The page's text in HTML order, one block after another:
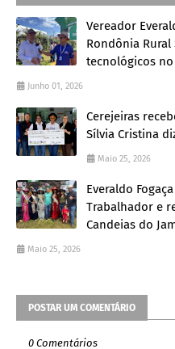
Vereador
Rondônia Rural
tecnológicos
Junho 01, 2026
Cerejeiras
Sílvia Cristina
Maio 25, 2026
Everaldo
Trabalhador e
Candeias do
Maio 25, 2026
POSTAR UM COMENTÁRIO
0 Comentários